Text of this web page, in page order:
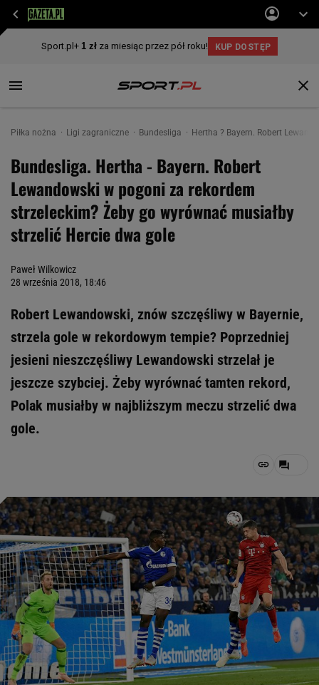
Piłka nożna Ligi zagraniczne Bundesliga Hertha ? Bayern. Robert
Bundesliga. Hertha - Bayern. Robert
Lewandowski w pogoni za rekordem
strzeleckim? Żeby go wyrównać musiałby
strzelić Hercie dwa gole
Paweł Wilkowicz
28 września 2018, 18:46
Robert Lewandowski, znów szczęśliwy w Bayernie,
strzela gole w rekordowym tempie? Poprzedniej
jesieni nieszczęśliwy Lewandowski strzelał je
jeszcze szybciej. Żeby wyrównać tamten rekord,
Polak musiałby w najbliższym meczu strzelić dwa
gole.